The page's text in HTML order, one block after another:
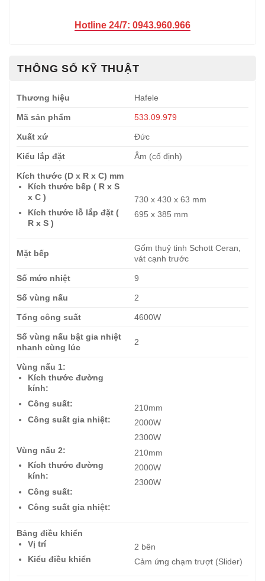
Hotline 24/7: 0943.960.966
THÔNG SỐ KỸ THUẬT
Thương hiệu Hafele
Mã sản phẩm 533.09.979
Xuất xứ Đức
Kiểu lắp đặt Âm (cố định)
Kích thước (D x R x C) mm
Kích thước bếp ( R x S
x C )
Kích thước lỗ lắp đặt (
R x S )
730 x 430 x 63 mm
695 x 385 mm
Mặt bếp
Gốm thuỷ tinh Schott Ceran,
vát cạnh trước
Số mức nhiệt 9
Số vùng nấu 2
Tổng công suất 4600W
Số vùng nấu bật gia nhiệt
nhanh cùng lúc
2
Vùng nấu 1:
Kích thước đường
kính:
Công suất:
Công suất gia nhiệt:
Vùng nấu 2:
Kích thước đường
kính:
Công suất:
Công suất gia nhiệt:
210mm
2000W
2300W
210mm
2000W
2300W
Bảng điều khiển
Vị trí
Kiểu điều khiển
2 bên
Cảm ứng chạm trượt (Slider)